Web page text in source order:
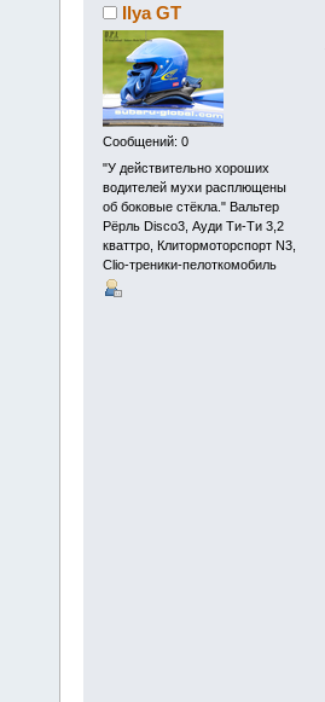
Ilya GT
Сообщений: 0
"У действительно хороших
водителей мухи расплющены
об боковые стёкла." Вальтер
Рёрль Disco3, Ауди Ти-Ти 3,2
кваттро, Клитормоторспорт N3,
Clio-треники-пелоткомобиль